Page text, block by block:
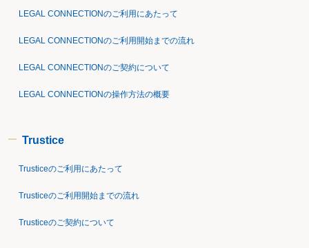
LEGAL CONNECTIONのご利用にあたって
LEGAL CONNECTIONのご利用開始までの流れ
LEGAL CONNECTIONのご契約について
LEGAL CONNECTIONの操作方法の概要
Trustice
Trusticeのご利用にあたって
Trusticeのご利用開始までの流れ
Trusticeのご契約について